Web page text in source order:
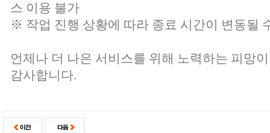
스 이용 불가
※ 작업 진행 상황에 따라 종료 시간이 변동될
언제나 더 나은 서비스를 위해 노력하는 피망
감사합니다.